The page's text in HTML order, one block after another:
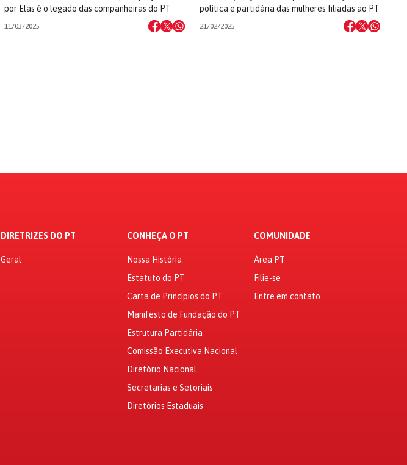
por Elas é o legado das companheiras do PT
11/03/2025
política e partidária das mulheres filiadas ao PT
21/02/2025
DIRETRIZES DO PT
Geral
CONHEÇA O PT
Nossa História
Estatuto do PT
Carta de Princípios do PT
Manifesto de Fundação do PT
Estrutura Partidária
Comissão Executiva Nacional
Diretório Nacional
Secretarias e Setoriais
Diretórios Estaduais
COMUNIDADE
Área PT
Filie-se
Entre em contato